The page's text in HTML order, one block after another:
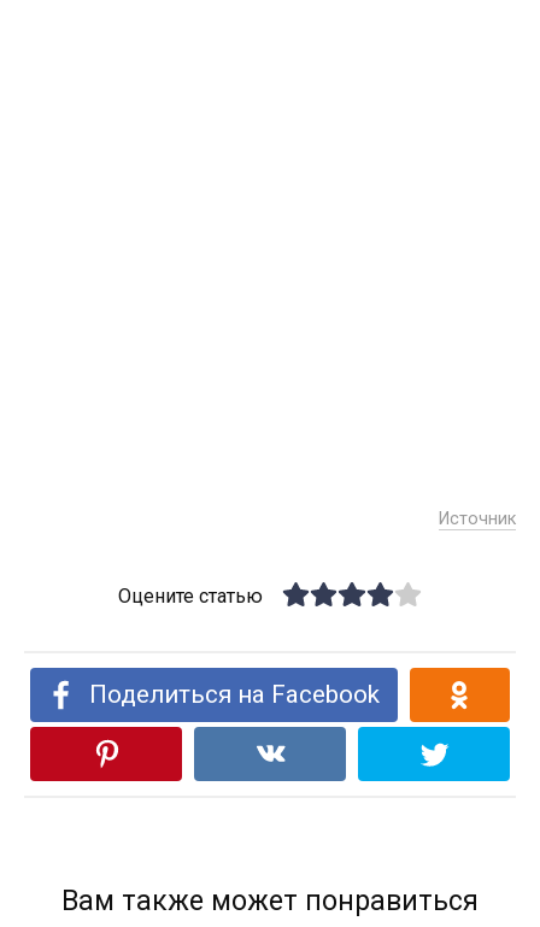
Источник
Оцените статью
Поделиться на Facebook
Вам также может понравиться